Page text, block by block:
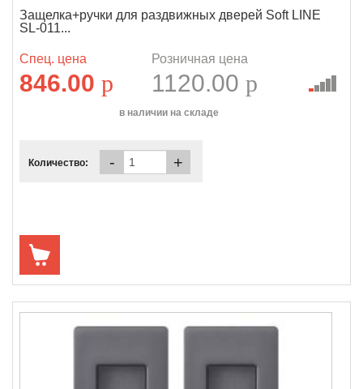
Защелка+ручки для раздвижных дверей Soft LINE
SL-011...
Спец. цена
846.00 p
Розничная цена
1120.00 p
в наличии на складе
Количество: - +